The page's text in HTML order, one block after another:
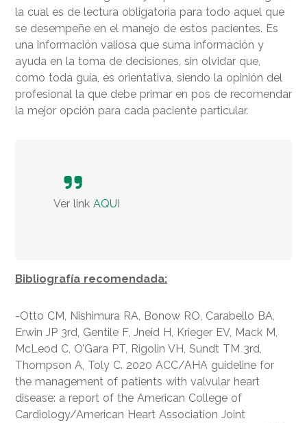
la cual es de lectura obligatoria para todo aquel que
se desempeñe en el manejo de estos pacientes. Es
una información valiosa que suma información y
ayuda en la toma de decisiones, sin olvidar que,
como toda guía, es orientativa, siendo la opinión del
profesional la que debe primar en pos de recomendar
la mejor opción para cada paciente particular.
Ver link AQUI
Bibliografía recomendada:
-Otto CM, Nishimura RA, Bonow RO, Carabello BA,
Erwin JP 3rd, Gentile F, Jneid H, Krieger EV, Mack M,
McLeod C, O’Gara PT, Rigolin VH, Sundt TM 3rd,
Thompson A, Toly C. 2020 ACC/AHA guideline for
the management of patients with valvular heart
disease: a report of the American College of
Cardiology/American Heart Association Joint